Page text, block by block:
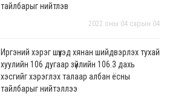
тайлбарыг нийтлэв
2022 оны 04 сарын 04
Иргэний хэрэг шүүхэд хянан шийдвэрлэх тухай
хуулийн 106 дугаар зүйлийн 106.3 дахь
хэсгийг хэрэглэх талаар албан ёсны
тайлбарыг нийтэллээ